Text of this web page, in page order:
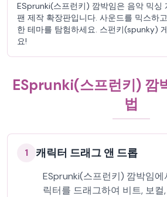
ESprunki(스프런키) 깜박임은 음악 믹
팬 제작 확장판입니다. 사운드를 믹스하
한 테마를 탐험하세요. 스펀키(spunky)
요!
ESprunki(스프런키) 깜
법
1 캐릭터 드래그 앤 드롭
ESprunki(스프런키) 깜박임
릭터를 드래그하여 비트, 보